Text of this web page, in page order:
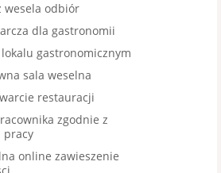
wesela odbiór
dla gastronomii
gastronomicznym
sala weselna
restauracji
zgodnie z
pracy
online zawieszenie